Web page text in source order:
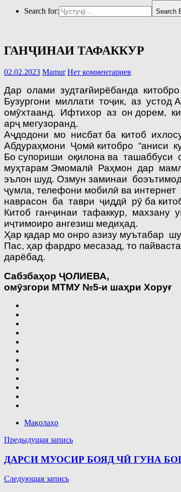
Search for:
Search
ГАНҶИНАИ ТАФАККУР
02.02.2023 Mamur Нет комментариев
Дар олами зудтағйирёбанда
Бузургони миллати тоҷик, аз
омӯхтаанд. Ифтихор аз он дорем,
арҷ мегузоранд.
Аҷдодони мо нисбат ба китоб
Абдураҳмони Ҷомӣ китобро “аниси
Бо супориши оқилона ва ташаббуси
муҳтарам Эмомалӣ Раҳмон дар
эълон шуд. Озмун заминаи
ҷумла, телефони мобилӣ ва
наврасон ба таври ҷиддӣ рӯ ба
Китоб ганҷинаи тафаккур, махзану
иҷтимоиро ангезиш медиҳад.
Ҳар қадар мо онро азизу муътабар
Пас, ҳар фардро месазад, то
дарёбад.
Сабзбаҳор ҶОЛИЕВА,
омӯзгори МТМУ №5-и шаҳри Хоруғ
Мақолаҳо
Навигация
по
записям
Предыдущая запись
ДАРСИ МУОСИР БОЯД ЧӢ ГУНА
Следующая запись